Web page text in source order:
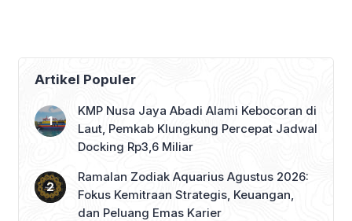
sehat. Fun run ini diikuti […]
Artikel Populer
KMP Nusa Jaya Abadi Alami Kebocoran di
Laut, Pemkab Klungkung Percepat Jadwal
Docking Rp3,6 Miliar
Ramalan Zodiak Aquarius Agustus 2026:
Fokus Kemitraan Strategis, Keuangan,
dan Peluang Emas Karier